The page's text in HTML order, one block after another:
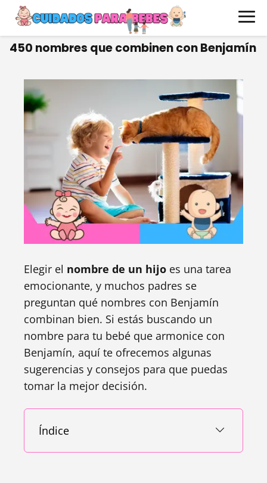
450 nombres que combinen con Benjamín
Elegir el nombre de un hijo es una tarea
emocionante, y muchos padres se
preguntan qué nombres con Benjamín
combinan bien. Si estás buscando un
nombre para tu bebé que armonice con
Benjamín, aquí te ofrecemos algunas
sugerencias y consejos para que puedas
tomar la mejor decisión.
Índice